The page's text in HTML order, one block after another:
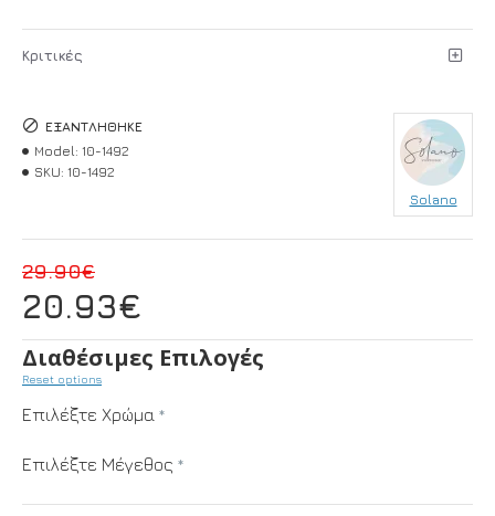
Κριτικές
20.93€
29.90€
ΕΞΑΝΤΛΉΘΗΚΕ
Model: 10-1492
SKU: 10-1492
Solano
Διαθέσιμες Επιλογές
Reset options
Επιλέξτε Χρώμα
Επιλέξτε Μέγεθος